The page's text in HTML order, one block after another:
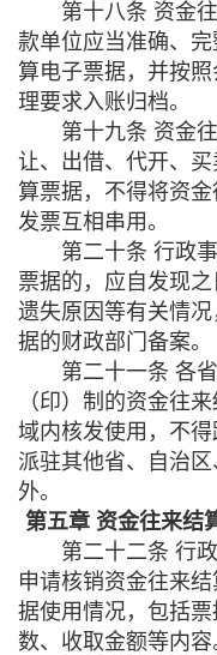
第十八条 资金往
款单位应当准确、
算电子票据，并按
理要求入账归档。
第十九条 资金往
让、出借、代开、
算票据，不得将资金
发票互相串用。
第二十条 行政事
票据的，应自发现
遗失原因等有关情
据的财政部门备案。
第二十一条 各省
（印）制的资金往
域内核发使用，不
派驻其他省、自治
外。
第五章 资金往来结
第二十二条 行政
申请核销资金往来
据使用情况，包括
数、收取金额等内容